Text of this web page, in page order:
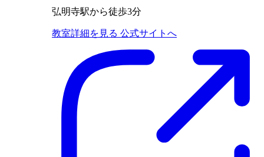
弘明寺駅から徒歩3分
教室詳細を見る 公式サイトへ